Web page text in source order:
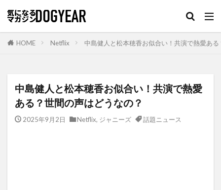
HOME Netflix 中島健人と松本穂香お似合い！共演で熱愛あ
中島健人と松本穂香お似合い！共演で熱愛
ある？世間の声はどうなの？
2025年9月2日 Netflix, ジャニーズ 話題ニュース